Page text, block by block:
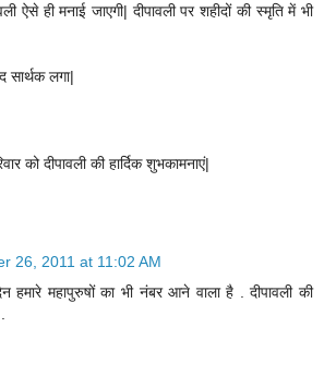
ऐसे ही मनाई जाएगी| दीपावली पर शहीदों की स्मृति में भी
सार्थक लगा|
को दीपावली की हार्दिक शुभकामनाएं|
26, 2011 at 11:02 AM
हमारे महापुरुषों का भी नंबर आने वाला है . दीपावली की